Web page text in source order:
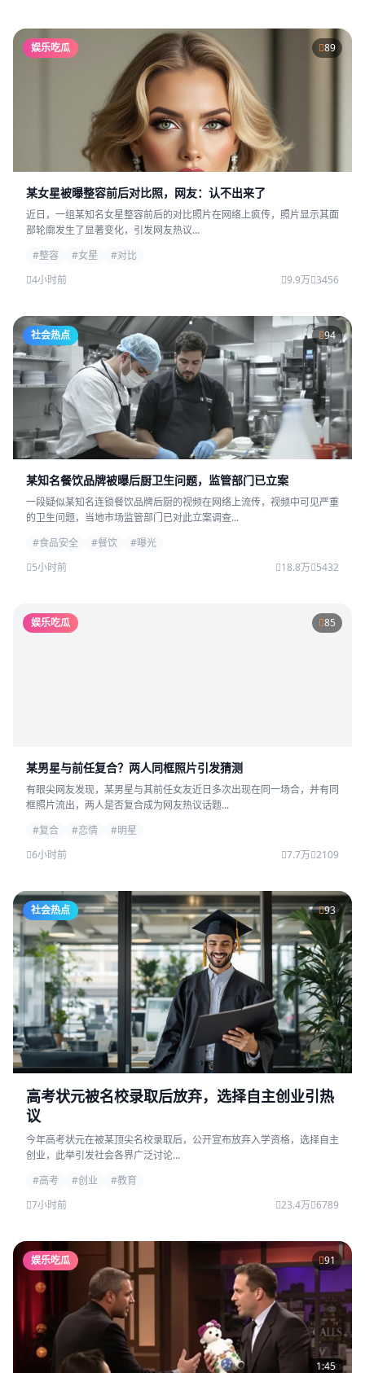
娱乐吃瓜 89
某女星被曝整容前后对比照，网友：认不出来了
近日，一组某知名女星整容前后的对比照片在网络上疯传，照片显示其面
部轮廓发生了显著变化，引发网友热议...
#整容
#女星
#对比
4小时前
9.9万 3456
社会热点 94
某知名餐饮品牌被曝后厨卫生问题，监管部门已立案
一段疑似某知名连锁餐饮品牌后厨的视频在网络上流传，视频中可见严重
的卫生问题，当地市场监管部门已对此立案调查...
#食品安全
#餐饮
#曝光
5小时前
18.8万 5432
娱乐吃瓜 85
某男星与前任复合？两人同框照片引发猜测
有眼尖网友发现，某男星与其前任女友近日多次出现在同一场合，并有同
框照片流出，两人是否复合成为网友热议话题...
#复合
#恋情
#明星
6小时前
7.7万 2109
社会热点 93
高考状元被名校录取后放弃，选择自主创业引热
议
今年高考状元在被某顶尖名校录取后，公开宣布放弃入学资格，选择自主
创业，此举引发社会各界广泛讨论...
#高考
#创业
#教育
7小时前
23.4万 6789
娱乐吃瓜 91
1:45